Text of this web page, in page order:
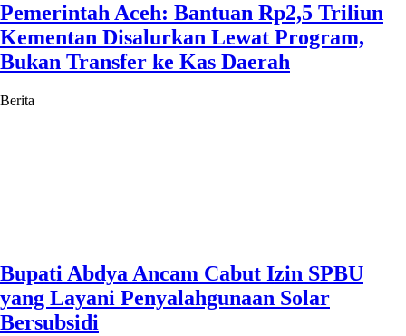
Pemerintah Aceh: Bantuan Rp2,5 Triliun
Kementan Disalurkan Lewat Program,
Bukan Transfer ke Kas Daerah
Berita
Bupati Abdya Ancam Cabut Izin SPBU
yang Layani Penyalahgunaan Solar
Bersubsidi